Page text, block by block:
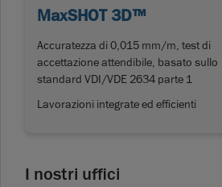
MaxSHOT 3D™
Accuratezza di 0,015 mm/m, test di
accettazione attendibile, basato sullo
standard VDI/VDE 2634 parte 1
Lavorazioni integrate ed efficienti
I nostri uffici